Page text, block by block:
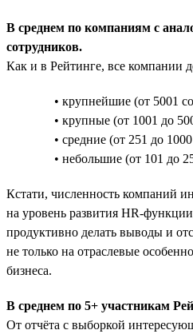
В среднем по компаниям с
сотрудников.
Как и в Рейтинге, все компании
• крупнейшие (от 5001
• крупные (от 1001 до
• средние (от 251 до
• небольшие (от 101 до
Кстати, численность компаний
на уровень развития HR-
продуктивно делать выводы и
не только на отраслевые
бизнеса.
В среднем по 5+ участникам
От отчёта с выборкой